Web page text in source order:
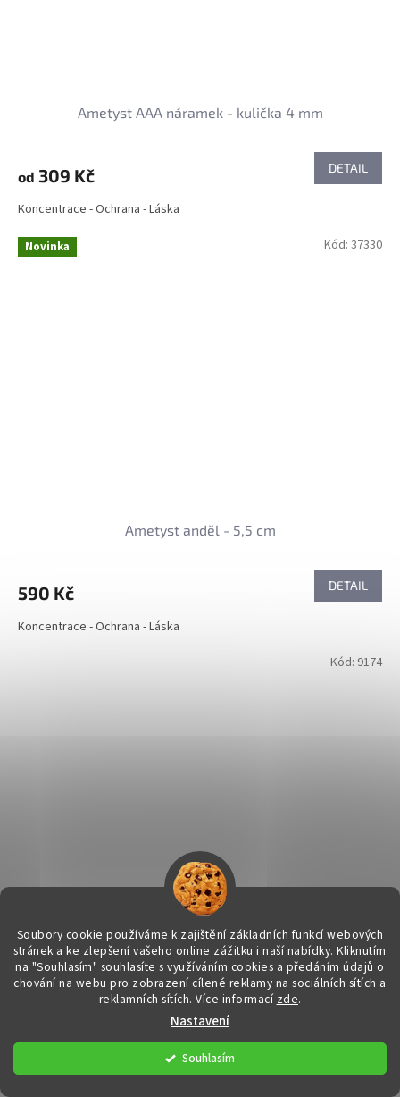
Soubory cookie používáme k zajištění základních funkcí webových
stránek a ke zlepšení vašeho online zážitku i naší nabídky. Kliknutím
na "Souhlasím" souhlasíte s využíváním cookies a předáním údajů o
chování na webu pro zobrazení cílené reklamy na sociálních sítích a
reklamních sítích. Více informací zde.
Nastavení
Souhlasím
Ametyst AAA náramek - kulička 4 mm
od 309 Kč DETAIL
Koncentrace - Ochrana - Láska
Novinka
Ametyst anděl - 5,5 cm
590 Kč DETAIL
Koncentrace - Ochrana - Láska
Kód: 37330
Ametyst broušený - 1,48 karátu
Broušený drahokam v AAA kvalitě
Kód: 9174
Kód:9171